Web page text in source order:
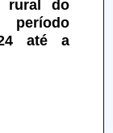
rural do
período
até a